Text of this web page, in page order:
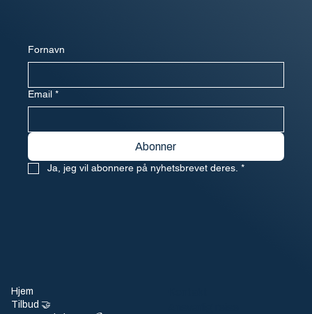
Fornavn
Email *
Abonner
Ja, jeg vil abonnere på nyhetsbrevet deres. *
Hjem
Tilbud 🤝